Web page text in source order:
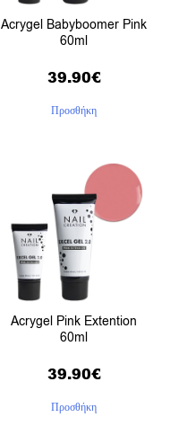
Acrygel Babyboomer Pink
60ml
39.90€
Προσθήκη
Acrygel Pink Extention
60ml
39.90€
Προσθήκη